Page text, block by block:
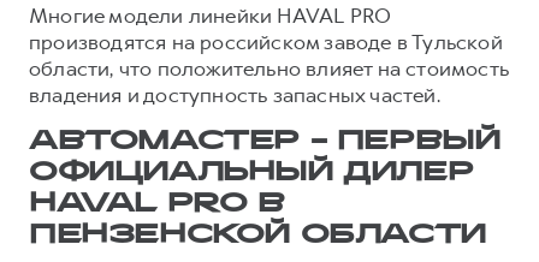
Многие модели линейки HAVAL PRO
производятся на российском заводе в Тульской
области, что положительно влияет на стоимость
владения и доступность запасных частей.
АВТОМАСТЕР - ПЕРВЫЙ
ОФИЦИАЛЬНЫЙ ДИЛЕР
HAVAL PRO В
ПЕНЗЕНСКОЙ ОБЛАСТИ